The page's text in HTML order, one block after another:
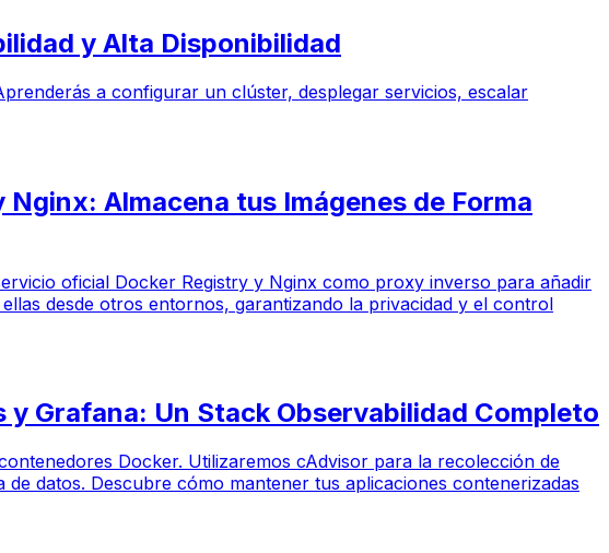
y Alta Disponibilidad
a configurar un clúster, desplegar servicios, escalar
Almacena tus Imágenes de Forma
oficial Docker Registry y Nginx como proxy inverso para añadir
desde otros entornos, garantizando la privacidad y el control
Grafana: Un Stack Observabilidad Completo
Docker. Utilizaremos cAdvisor para la recolección de
datos. Descubre cómo mantener tus aplicaciones contenerizadas